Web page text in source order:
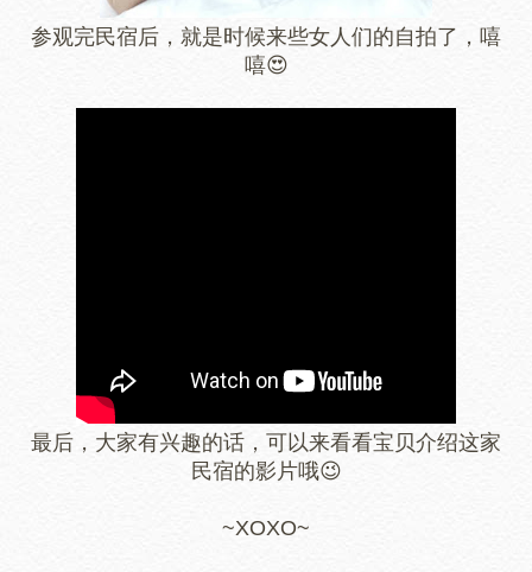
参观完民宿后，就是时候来些女人们的自拍了，嘻
嘻😍
最后，大家有兴趣的话，可以来看看宝贝介绍这家
民宿的影片哦😉
~XOXO~